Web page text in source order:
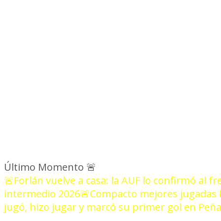
Último Momento 🚨
🚨Forlán vuelve a casa: la AUF lo confirmó al
intermedio 2026🚨Compacto mejores
jugó, hizo jugar y marcó su primer gol en